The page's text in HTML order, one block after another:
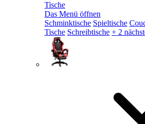
Tische
Das Menü öffnen
Schminktische Spieltische
Tische Schreibtische + 2